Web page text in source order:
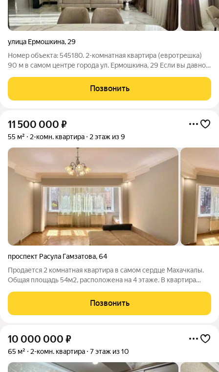
улица Ермошкина, 29
Номер объекта: 545180. 2-комнатная квартира (евротрешка)
90 м в самом центре города ул. Ермошкина, 29 Если вы давно
действительно привлекательной цене обратите внимание на
этот вариант.
Позвонить
11 500 000 ₽
55 м² 2-комн. квартира 2 этаж из 9
проспект Расула Гамзатова,64
Продается 2 комнатная квартира в самом сердце Махачкалы.
Общая площадь 54м2, расположена на 4 этаже. В квартира
сразу заселиться и жить. Все коммуникации в доме
проведены. Две квартиры на
Позвонить
10 000 000 ₽
65 м² 2-комн. квартира 7 этаж из 10